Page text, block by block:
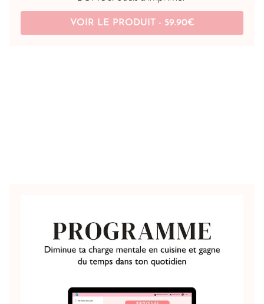
VOIR LE PRODUIT - 59.90€